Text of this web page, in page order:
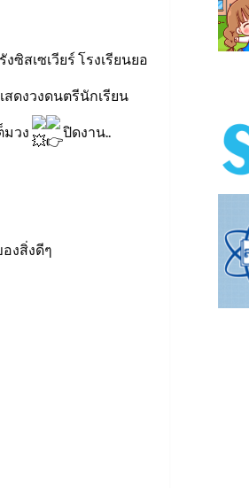
สเซเวียร์ โรงเรียนยอ
สดงวงดนตรีนักเรียน
มวง ปิดงาน..
งสิ่งดีๆ